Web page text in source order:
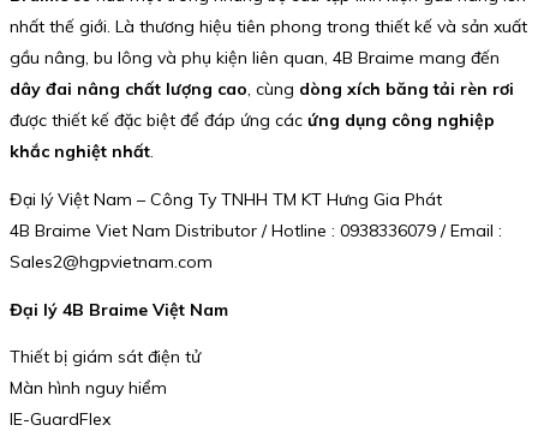
nhất thế giới. Là thương hiệu tiên phong trong thiết kế và sản xuất
gầu nâng, bu lông và phụ kiện liên quan, 4B Braime mang đến
dây đai nâng chất lượng cao, cùng dòng xích băng tải rèn rơi
được thiết kế đặc biệt để đáp ứng các ứng dụng công nghiệp
khắc nghiệt nhất.
Đại lý Việt Nam – Công Ty TNHH TM KT Hưng Gia Phát
4B Braime Viet Nam Distributor / Hotline : 0938336079 / Email :
Sales2@hgpvietnam.com
Đại lý 4B Braime Việt Nam
Thiết bị giám sát điện tử
Màn hình nguy hiểm
IE-GuardFlex